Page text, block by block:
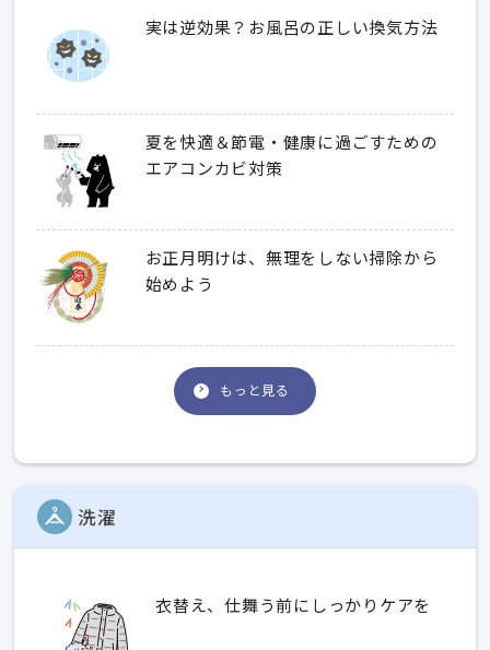
実は逆効果？お風呂の正しい換気方法
夏を快適＆節電・健康に過ごすための
エアコンカビ対策
お正月明けは、無理をしない掃除から
始めよう
もっと見る
洗濯
衣替え、仕舞う前にしっかりケアを